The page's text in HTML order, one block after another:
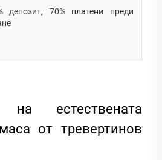
депозит, 70% платени преди
на естествената
от тревертинов